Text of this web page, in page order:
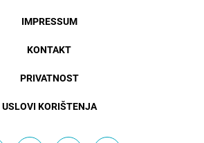
IMPRESSUM
KONTAKT
PRIVATNOST
USLOVI KORIŠTENJA